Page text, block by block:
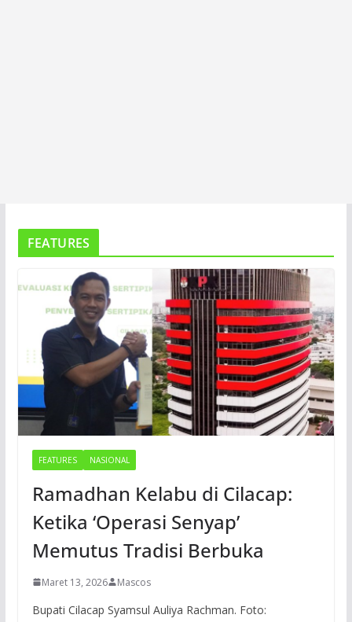
FEATURES
FEATURES NASIONAL
Ramadhan Kelabu di Cilacap:
Ketika ‘Operasi Senyap’
Memutus Tradisi Berbuka
Maret 13, 2026 Mascos
Bupati Cilacap Syamsul Auliya Rachman. Foto: